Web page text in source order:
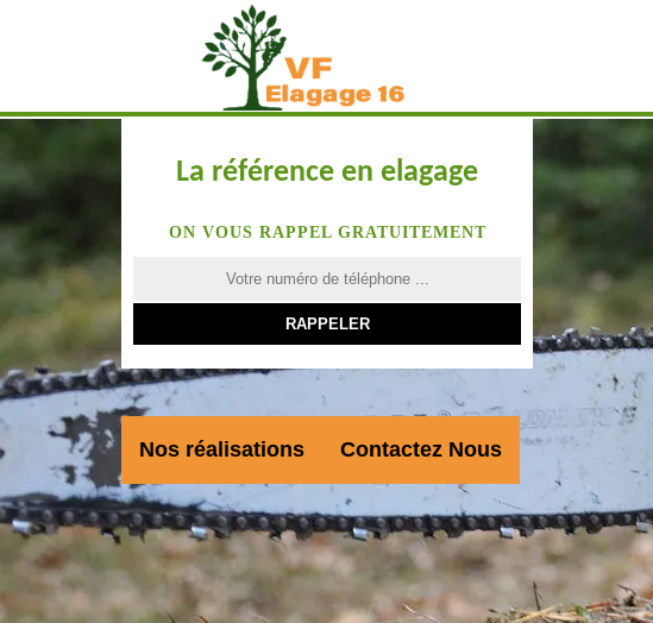
La référence en elagage
ON VOUS RAPPEL GRATUITEMENT
Nos réalisations Contactez Nous